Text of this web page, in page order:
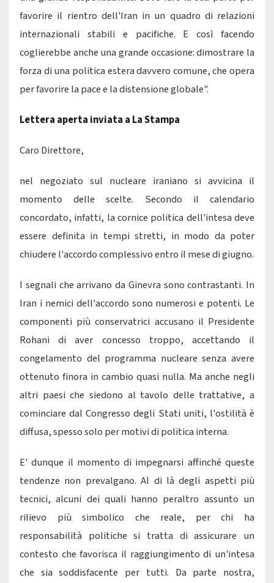
favorire il rientro dell'Iran in un quadro di relazioni
internazionali stabili e pacifiche. E così facendo
coglierebbe anche una grande occasione: dimostrare la
forza di una politica estera davvero comune, che opera
per favorire la pace e la distensione globale".
Lettera aperta inviata a La Stampa
Caro Direttore,
nel negoziato sul nucleare iraniano si avvicina il
momento delle scelte. Secondo il calendario
concordato, infatti, la cornice politica dell'intesa deve
essere definita in tempi stretti, in modo da poter
chiudere l'accordo complessivo entro il mese di giugno.
I segnali che arrivano da Ginevra sono contrastanti. In
Iran i nemici dell'accordo sono numerosi e potenti. Le
componenti più conservatrici accusano il Presidente
Rohani di aver concesso troppo, accettando il
congelamento del programma nucleare senza avere
ottenuto finora in cambio quasi nulla. Ma anche negli
altri paesi che siedono al tavolo delle trattative, a
cominciare dal Congresso degli Stati uniti, l'ostilità è
diffusa, spesso solo per motivi di politica interna.
E' dunque il momento di impegnarsi affinché queste
tendenze non prevalgano. Al di là degli aspetti più
tecnici, alcuni dei quali hanno peraltro assunto un
rilievo più simbolico che reale, per chi ha
responsabilità politiche si tratta di assicurare un
contesto che favorisca il raggiungimento di un'intesa
che sia soddisfacente per tutti. Da parte nostra,